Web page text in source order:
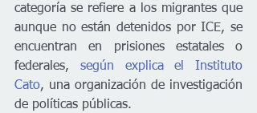
categoría se refiere a los migrantes que
aunque no están detenidos por ICE, se
encuentran en prisiones estatales o
federales, según explica el Instituto
Cato, una organización de investigación
de políticas públicas.